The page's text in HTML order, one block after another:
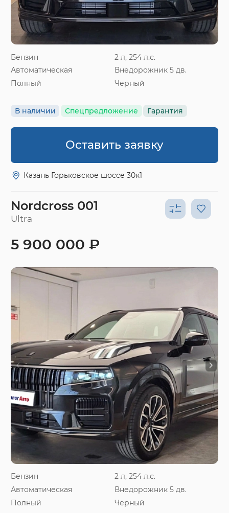
Бензин
2 л, 254 л.с.
Автоматическая
Внедорожник 5 дв.
Полный
Черный
В наличии Спецпредложение Гарантия
Оставить заявку
Казань Горьковское шоссе 30к1
Nordcross 001
Ultra
Бензин
2 л, 254 л.с.
Автоматическая
Внедорожник 5 дв.
Полный
Черный
5 900 000 ₽